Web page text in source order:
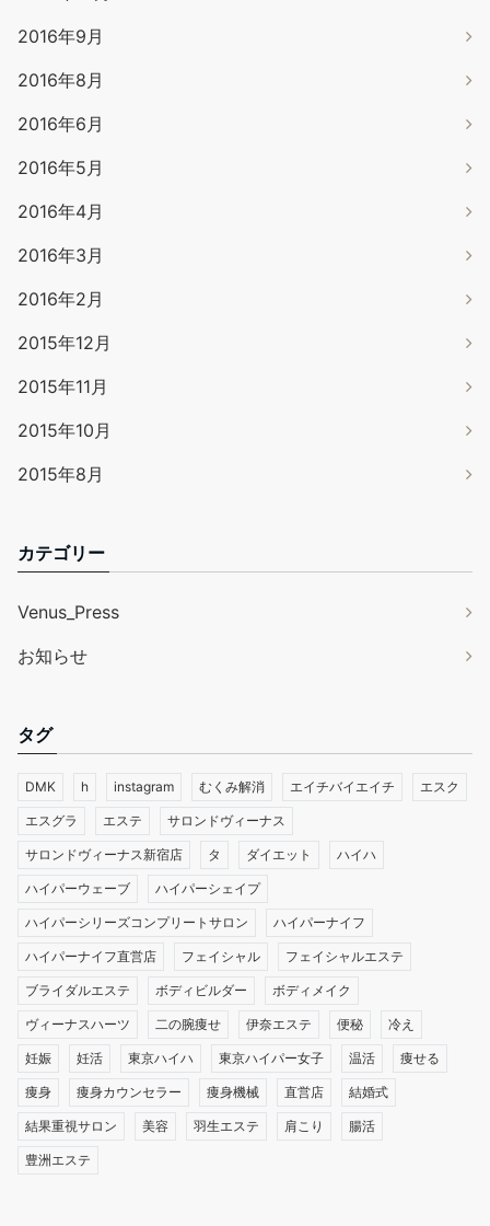
2016年9月
2016年8月
2016年6月
2016年5月
2016年4月
2016年3月
2016年2月
2015年12月
2015年11月
2015年10月
2015年8月
カテゴリー
Venus_Press
お知らせ
タグ
DMK h instagram むくみ解消 エイチバイエイチ エスク
エスグラ エステ サロンドヴィーナス
サロンドヴィーナス新宿店 タ ダイエット ハイハ
ハイパーウェーブ ハイパーシェイプ
ハイパーシリーズコンプリートサロン ハイパーナイフ
ハイパーナイフ直営店 フェイシャル フェイシャルエステ
ブライダルエステ ボディビルダー ボディメイク
ヴィーナスハーツ 二の腕痩せ 伊奈エステ 便秘 冷え
妊娠 妊活 東京ハイハ 東京ハイパー女子 温活 痩せる
痩身 痩身カウンセラー 痩身機械 直営店 結婚式
結果重視サロン 美容 羽生エステ 肩こり 腸活
豊洲エステ